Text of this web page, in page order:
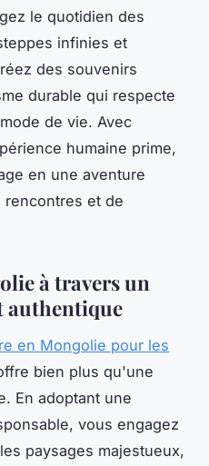
le quotidien des
infinies et
des souvenirs
durable qui respecte
de vie. Avec
humaine prime,
en une aventure
rencontres et de
à travers un
authentique
en Mongolie pour les
bien plus qu'une
En adoptant une
vous engagez
paysages majestueux,